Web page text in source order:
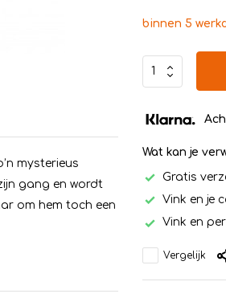
mysterieus
gang en wordt
om hem toch een
binnen 5
Wat kan je
Gratis
Vink en je
Vink en
Vergelijk